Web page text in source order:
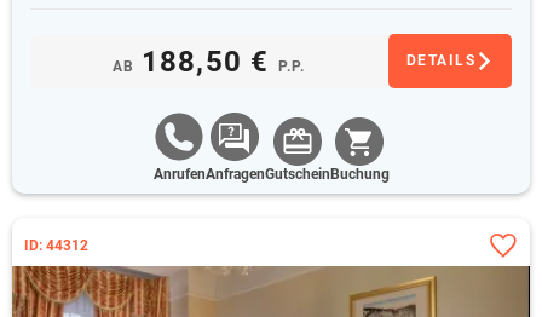
AB 188,50 € P.P. DETAILS
AnrufenAnfragenGutschein Buchung
ID: 44312